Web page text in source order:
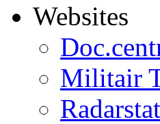
Websites
Militair